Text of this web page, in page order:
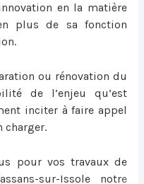
en la matière
plus de sa fonction
ou rénovation du
de l’enjeu qu’est
inciter à faire appel
charger.
pour vos travaux de
sur-Issole notre